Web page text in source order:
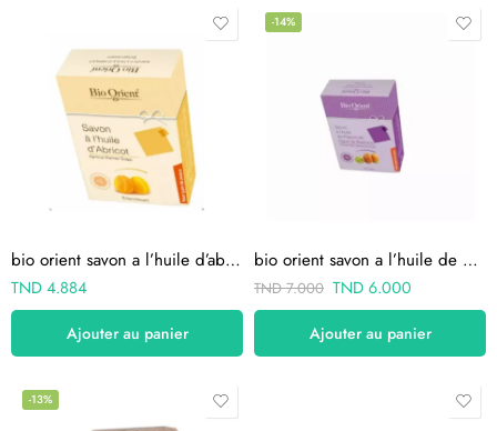
bio orient savon a l’huile d’abricot anti taches 90g
TND4.884
Ajouter au panier
-14%
bio orient savon a l’huile de pepins de figue de barbarie
TND7.000 TND6.000
Ajouter au panier
-13%